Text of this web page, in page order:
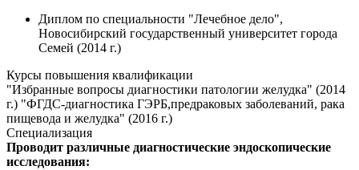
Диплом по специальности "Лечебное дело",
Новосибирский государственный университет города
Семей (2014 г.)
Курсы повышения квалификации
"Избранные вопросы диагностики патологии желудка" (2014
г.) "ФГДС-диагностика ГЭРБ,предраковых заболеваний, рака
пищевода и желудка" (2016 г.)
Специализация
Проводит различные диагностические эндоскопические
исследования: